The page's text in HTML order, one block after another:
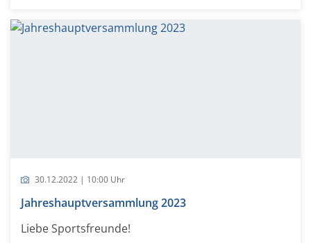
30.12.2022 | 10:00 Uhr
Jahreshauptversammlung 2023
Liebe Sportsfreunde!